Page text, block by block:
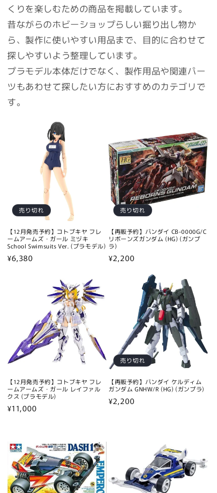
くりを楽しむための商品を掲載しています。
昔ながらのホビーショップらしい掘り出し物か
ら、製作に使いやすい用品まで、目的に合わせて
探しやすいよう整理しています。
プラモデル本体だけでなく、製作用品や関連パー
ツもあわせて探したい方におすすめのカテゴリで
す。
売り切れ
【12月発売予約】コトブキヤ フレ
ームアームズ・ガール ミヅキ
School Swimsuits Ver. (プラモデル)
通
¥6,380
売り切れ
【再販予約】バンダイ CB-0000G/C
リボーンズガンダム (HG) (ガンプ
ラ)
通
¥2,200
【12月発売予約】コトブキヤ フレ
ームアームズ・ガール レイファル
クス (プラモデル)
通
格
¥11,000
売り切れ
【再販予約】バンダイ ケルディム
ガンダム GNHW/R (HG) (ガンプラ)
通
¥2,200